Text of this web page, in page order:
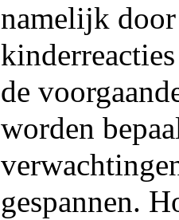
namelijk door
de
worden
gespannen.